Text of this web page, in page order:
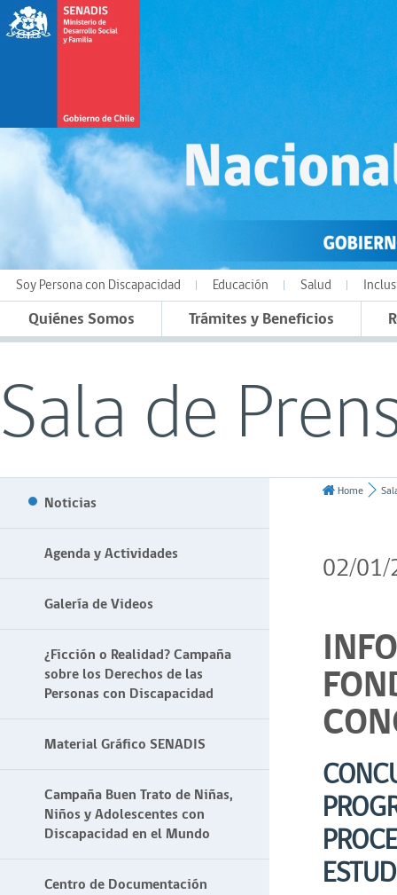
Soy Persona con Discapacidad Educación Salud
Quiénes Somos Trámites y Beneficios
Sala de
Noticias
Agenda y Actividades
Galería de Videos
¿Ficción o Realidad? Campaña
sobre los Derechos de las
Personas con Discapacidad
Material Gráfico SENADIS
Campaña Buen Trato de Niñas,
Niños y Adolescentes con
Discapacidad en el Mundo
Centro de Documentación
Home
02/